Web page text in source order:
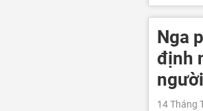
di cư
Nga
định
14 Tháng